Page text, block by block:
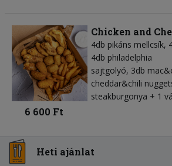
Chicken and
4db pikáns mellcsík,
4db philadelphia
sajtgolyó, 3db
cheddar&chili
steakburgonya + 1
6 600 Ft
Heti ajánlat